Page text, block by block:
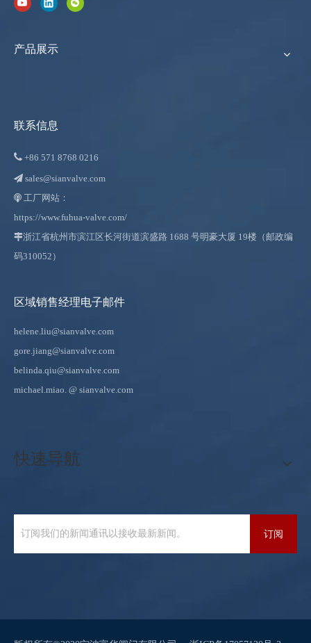
产品展示
联系信息
 +86 571 8768 0216
 sales@sianvalve.com
 工厂网站：
https://www.fuhua-valve.com/
浙江省杭州市滨江区长河街道滨盛路 1688 号明豪大厦 19楼（邮政编
码310052）
区域销售经理电子邮件
helene.liu@sianvalve.com
gore.jiang@sianvalve.com
belinda.qiu@sianvalve.com
michael.miao. @ sianvalve.com
快速导航
订阅